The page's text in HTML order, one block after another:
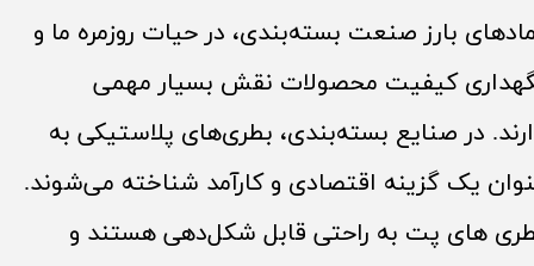
بارز صنعت بسته‌بندی، در حیات روزمره ما و
کیفیت محصولات نقش بسیار مهمی
در صنایع بسته‌بندی، بطری‌های پلاستیکی به
یک گزینه اقتصادی و کارآمد شناخته می‌شوند.
های پت به راحتی قابل شکل‌دهی هستند و